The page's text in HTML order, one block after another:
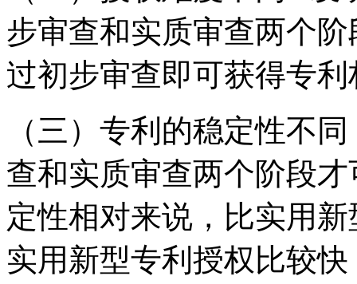
步审查和实质审查两个
过初步审查即可获得专利
（三）专利的稳定性不
查和实质审查两个阶段
定性相对来说，比实用
实用新型专利授权比较